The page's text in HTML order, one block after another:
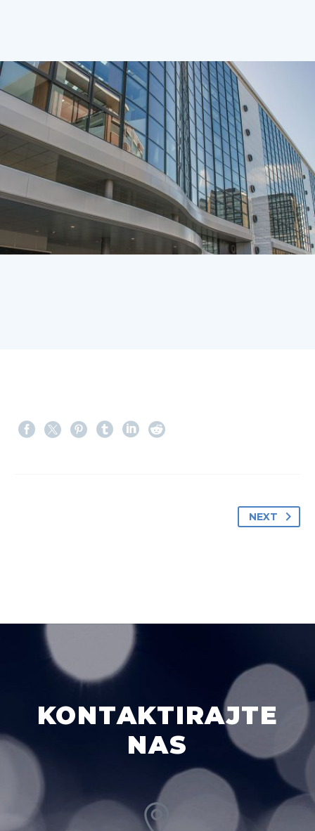
NEXT
KONTAKTIRAJTE
NAS